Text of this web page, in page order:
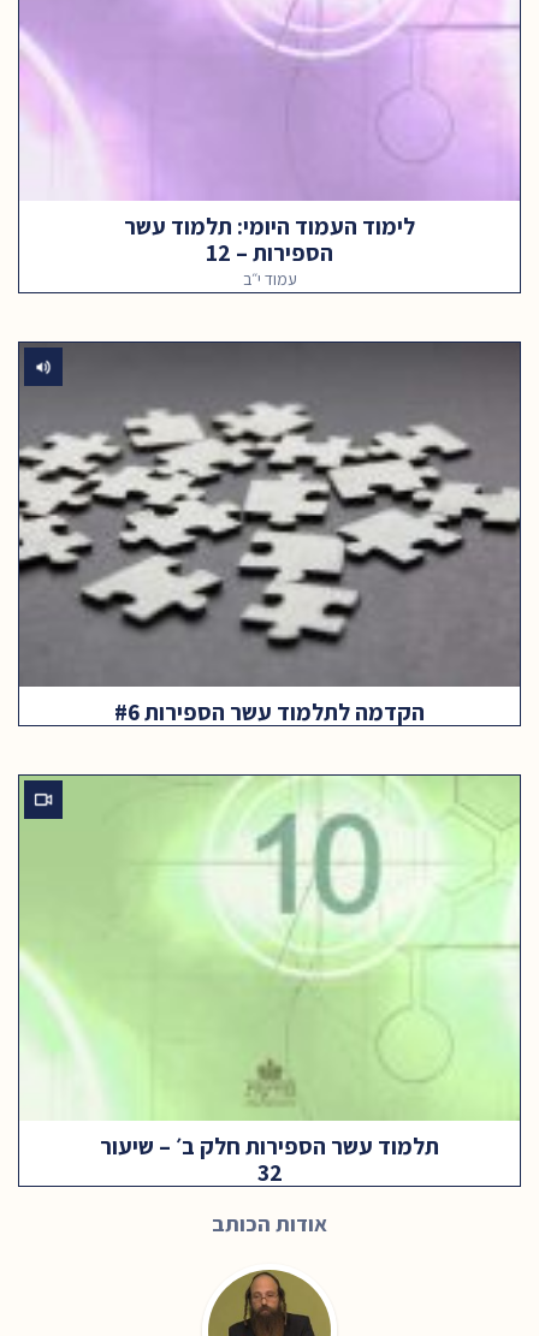
לימוד העמוד היומי: תלמוד עשר
הספירות – 12
עמוד י״ב
הקדמה לתלמוד עשר הספירות #6
תלמוד עשר הספירות חלק ב׳ – שיעור
32
אודות הכותב